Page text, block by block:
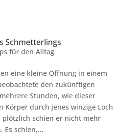
Schmetterlings
für den Alltag
eine kleine Öffnung in einem
den zukünftigen
Stunden, wie dieser
Körper durch jenes winzige Loch
plötzlich schien er nicht mehr
Es schien,...